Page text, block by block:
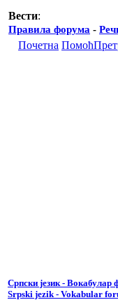
Вести:
Правила форума -
Почетна Помоћ
Српски језик - Вокабулар
Srpski jezik - Vokabular